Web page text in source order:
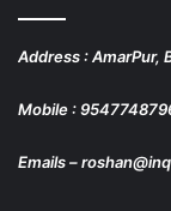
Address : AmarPur,
Mobile :
Emails –